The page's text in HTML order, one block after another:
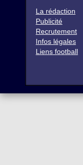
La rédaction
Publicité
Recrutement
Infos légales
Liens football